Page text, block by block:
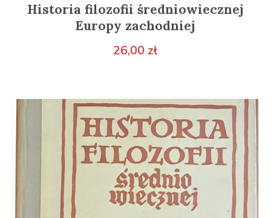
Historia filozofii średniowiecznej
Europy zachodniej
26,00 zł